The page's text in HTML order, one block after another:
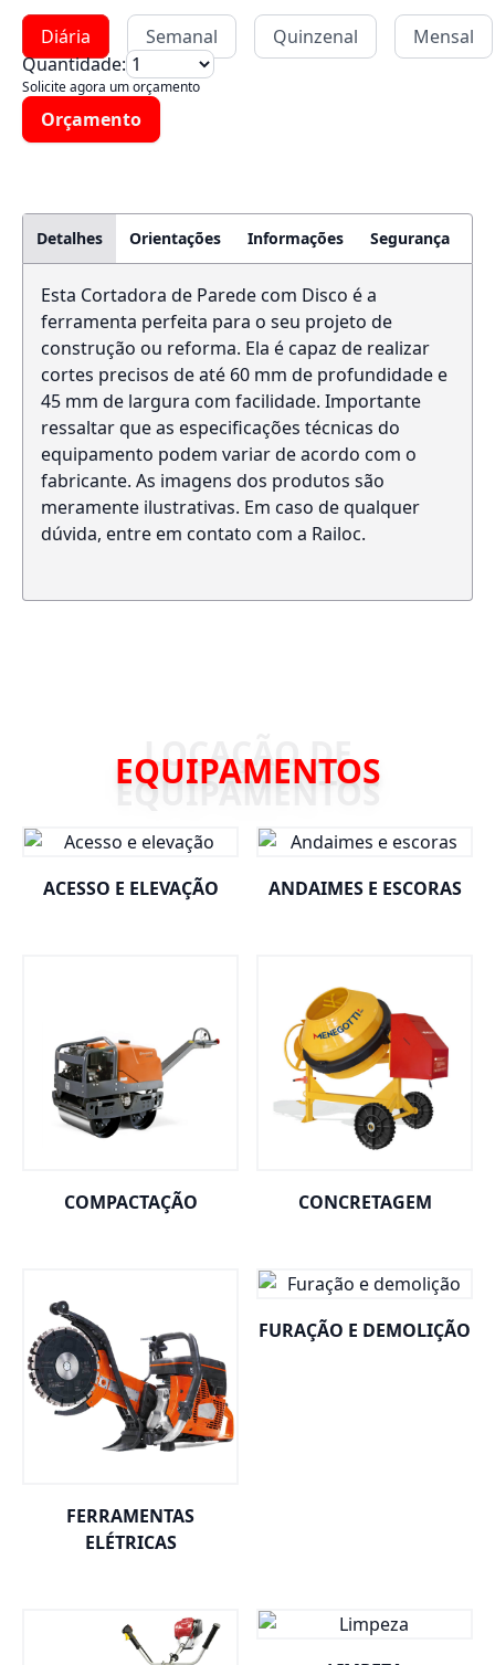
Diária Semanal Quinzenal
Mensal
Quantidade:
Solicite agora um orçamento
Orçamento
Detalhes Orientações Informações Segurança
Esta Cortadora de Parede com Disco é a
ferramenta perfeita para o seu projeto de
construção ou reforma. Ela é capaz de realizar
cortes precisos de até 60 mm de profundidade e
45 mm de largura com facilidade. Importante
ressaltar que as especificações técnicas do
equipamento podem variar de acordo com o
fabricante. As imagens dos produtos são
meramente ilustrativas. Em caso de qualquer
dúvida, entre em contato com a Railoc.
EQUIPAMENTOS
ACESSO E ELEVAÇÃO ANDAIMES E ESCORAS
COMPACTAÇÃO CONCRETAGEM
FERRAMENTAS
ELÉTRICAS
FURAÇÃO E DEMOLIÇÃO